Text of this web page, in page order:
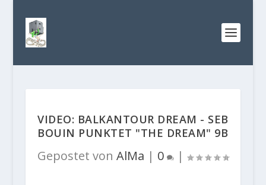
VIDEO: BALKANTOUR DREAM - SEB
BOUIN PUNKTET "THE DREAM" 9B
Gepostet von AlMa | 0 |